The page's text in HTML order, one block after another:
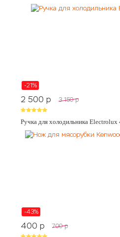
-21%
2 500 p 3 150 p
Ручка для холодильника Electrolux
-43%
400 p 700 p